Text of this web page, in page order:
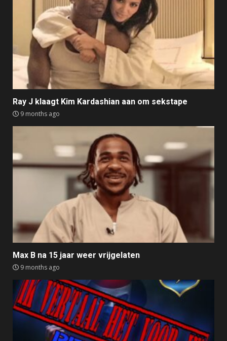
Ray J klaagt Kim Kardashian aan om sekstape
9 months ago
Max B na 15 jaar weer vrijgelaten
9 months ago